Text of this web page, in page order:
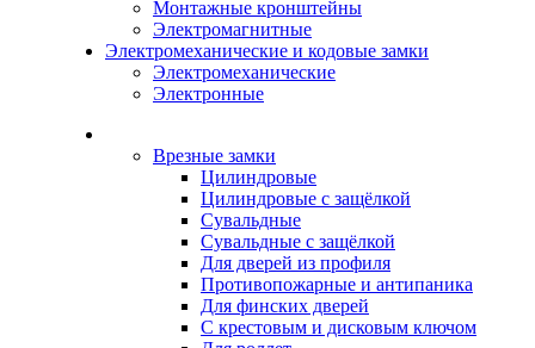
Монтажные кронштейны
Электромагнитные
Электромеханические и кодовые замки
Электромеханические
Электронные
Врезные замки
Цилиндровые
Цилиндровые с защёлкой
Сувальдные
Сувальдные с защёлкой
Для дверей из профиля
Противопожарные и антипаника
Для финских дверей
С крестовым и дисковым ключом